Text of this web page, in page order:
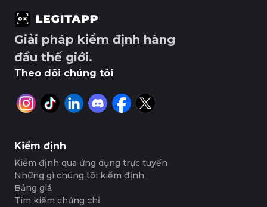
Giải pháp kiểm định hàng
đầu thế giới.
Theo dõi chúng tôi
Kiểm định
Kiểm định qua ứng dụng trực tuyến
Những gì chúng tôi kiểm định
Bảng giá
Tìm kiếm chứng chỉ